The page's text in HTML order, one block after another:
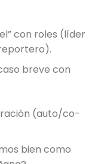
con roles (líder
breve con
(auto/co-
bien como